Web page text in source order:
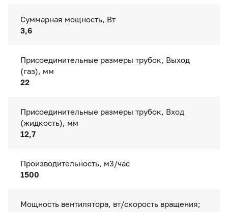
Суммарная мощность, Вт
3,6
Присоединительные размеры трубок, Выход
(газ), мм
22
Присоединительные размеры трубок, Вход
(жидкость), мм
12,7
Производительность, м3/час
1500
Мощность вентилятора, вт/скорость вращения;